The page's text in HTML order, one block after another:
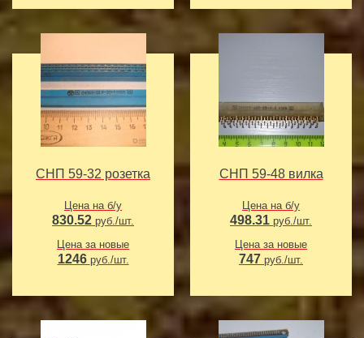
СНП 59-32 розетка
Цена на б/у
830.52 руб./шт.
Цена за новые
1246 руб./шт.
СНП 59-48 вилка
Цена на б/у
498.31 руб./шт.
Цена за новые
747 руб./шт.